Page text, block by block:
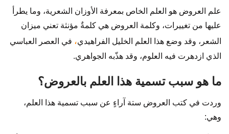
علم العروض هو العلم الخاص بمعرفة الأوزان الشعرية، وما يطرأ
عليها من تغييرات، وكلمة العروض هي كلمةٌ مؤنثة تعني ميزان
الشعر، وقد وضع هذا العلم الخليل الفراهيدي، في العصر العباسي
الذي ازدهرت فيه العلوم، وقد هذّبه الجواهري.
ما هو سبب تسمية هذا العلم بالعروض؟
وردت في كتب العروض ستة آراءٍ عن سبب تسمية هذا العلم،
وهي: